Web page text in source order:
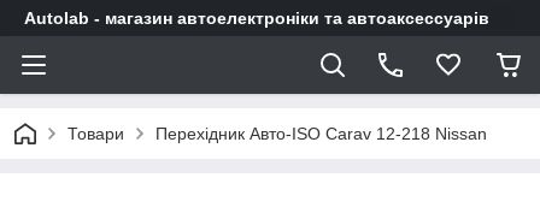
Autolab - магазин автоелектроніки та автоаксессуарів
Товари Перехідник Авто-ISO Carav 12-218 Nissan